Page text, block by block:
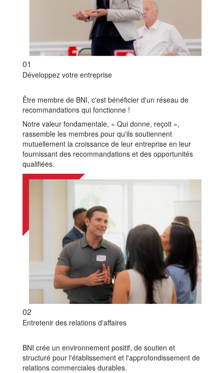
01
Développez votre entreprise
Être membre de BNI, c'est bénéficier d'un réseau de
recommandations qui fonctionne !
Notre valeur fondamentale, « Qui donne, reçoit »,
rassemble les membres pour qu'ils soutiennent
mutuellement la croissance de leur entreprise en leur
fournissant des recommandations et des opportunités
qualifiées.
02
Entretenir des relations d'affaires
BNI crée un environnement positif, de soutien et
structuré pour l'établissement et l'approfondissement de
relations commerciales durables.